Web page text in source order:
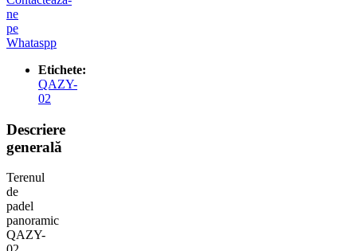
ne
pe
Whataspp
Etichete:
QAZY-
02
Descriere
generală
Terenul
de
padel
panoramic
QAZY-